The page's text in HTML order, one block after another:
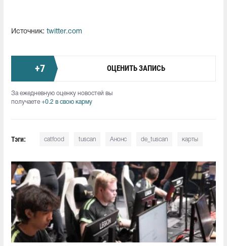
Источник: twitter.com
+7 ОЦЕНИТЬ ЗАПИСЬ
За ежедневную оценку новостей вы
получаете +0.2 в свою карму
Тэги: catfood tuscan Анонс de_tuscan карты